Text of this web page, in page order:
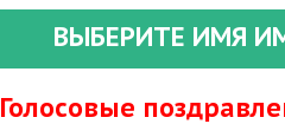
ВЫБЕРИТЕ ИМЯ
Голосовые